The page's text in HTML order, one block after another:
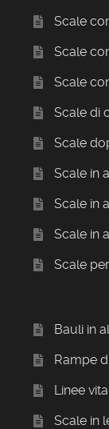
Scale
Scale
Scale
Scale di
Scale
Scale in
Scale in
Scale in
Scale
Bauli in
Rampe
Linee vita
Scale in